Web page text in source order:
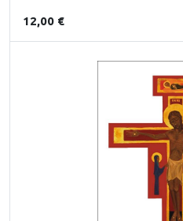
12,00 €